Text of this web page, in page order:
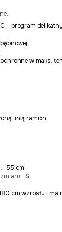
:
– program
w maks.
linią ramion
:
55 cm
: S
cm wzrostu i ma